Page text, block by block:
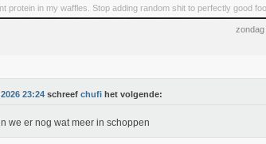
protein in my waffles. Stop adding random shit to perfectly good
zondag
23:24 schreef chufi het volgende:
we er nog wat meer in schoppen